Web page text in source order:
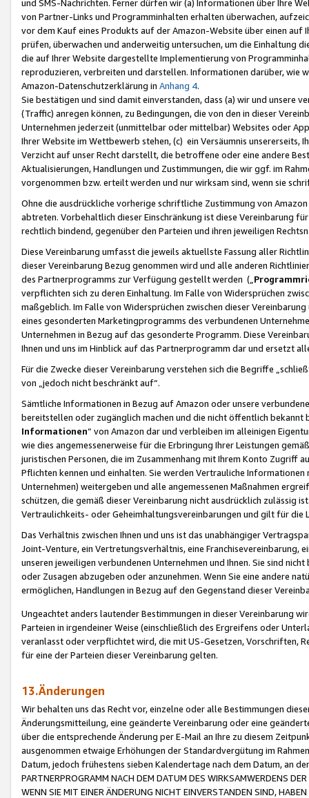
und SMS-Nachrichten. Ferner dürfen wir (a) Informationen über Ihre
von Partner-Links und Programminhalten erhalten überwachen,
vor dem Kauf eines Produkts auf der Amazon-Website über einen
prüfen, überwachen und anderweitig untersuchen, um die Einhaltung
die auf Ihrer Website dargestellte Implementierung von
reproduzieren, verbreiten und darstellen. Informationen darüber, wie
Amazon-Datenschutzerklärung in Anhang 4.
Sie bestätigen und sind damit einverstanden, dass (a) wir und
(Traffic) anregen können, zu Bedingungen, die von den in dieser
Unternehmen jederzeit (unmittelbar oder mittelbar) Websites oder
Ihrer Website im Wettbewerb stehen, (c) ein Versäumnis unsererseits,
Verzicht auf unser Recht darstellt, die betroffene oder eine andere
Aktualisierungen, Handlungen und Zustimmungen, die wir ggf. im
vorgenommen bzw. erteilt werden und nur wirksam sind, wenn sie
Ohne die ausdrückliche vorherige schriftliche Zustimmung von
abtreten. Vorbehaltlich dieser Einschränkung ist diese Vereinbarung
rechtlich bindend, gegenüber den Parteien und ihren jeweiligen
Diese Vereinbarung umfasst die jeweils aktuellste Fassung aller
dieser Vereinbarung Bezug genommen wird und alle anderen
des Partnerprogramms zur Verfügung gestellt werden („
verpflichten sich zu deren Einhaltung. Im Falle von Widersprüchen
maßgeblich. Im Falle von Widersprüchen zwischen dieser
eines gesonderten Marketingprogramms des verbundenen
Unternehmen in Bezug auf das gesonderte Programm. Diese
Ihnen und uns im Hinblick auf das Partnerprogramm dar und ersetzt
Für die Zwecke dieser Vereinbarung verstehen sich die Begriffe
von „jedoch nicht beschränkt auf“.
Sämtliche Informationen in Bezug auf Amazon oder unsere
bereitstellen oder zugänglich machen und die nicht öffentlich
Informationen“ von Amazon dar und verbleiben im alleinigen
wie dies angemessenerweise für die Erbringung Ihrer Leistungen
juristischen Personen, die im Zusammenhang mit Ihrem Konto
Pflichten kennen und einhalten. Sie werden Vertrauliche
Unternehmen) weitergeben und alle angemessenen Maßnahmen
schützen, die gemäß dieser Vereinbarung nicht ausdrücklich zulässig
Vertraulichkeits- oder Geheimhaltungsvereinbarungen und gilt für die
Das Verhältnis zwischen Ihnen und uns ist das unabhängiger
Joint-Venture, ein Vertretungsverhältnis, eine Franchisevereinbarung,
unseren jeweiligen verbundenen Unternehmen und Ihnen. Sie sind
oder Zusagen abzugeben oder anzunehmen. Wenn Sie eine andere
ermöglichen, Handlungen in Bezug auf den Gegenstand dieser
Ungeachtet anders lautender Bestimmungen in dieser Vereinbarung
Parteien in irgendeiner Weise (einschließlich des Ergreifens oder
veranlasst oder verpflichtet wird, die mit US-Gesetzen, Vorschriften,
für eine der Parteien dieser Vereinbarung gelten.
13.Änderungen
Wir behalten uns das Recht vor, einzelne oder alle Bestimmungen
Änderungsmitteilung, eine geänderte Vereinbarung oder eine
über die entsprechende Änderung per E-Mail an Ihre zu diesem
ausgenommen etwaige Erhöhungen der Standardvergütung im
Datum, jedoch frühestens sieben Kalendertage nach dem Datum, an
PARTNERPROGRAMM NACH DEM DATUM DES WIRKSAMWERDENS
WENN SIE MIT EINER ÄNDERUNG NICHT EINVERSTANDEN SIND,